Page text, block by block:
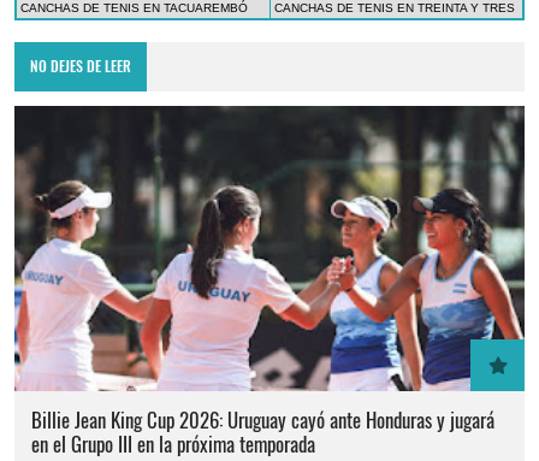
CANCHAS DE TENIS EN TACUAREMBÓ
CANCHAS DE TENIS EN TREINTA Y TRES
NO DEJES DE LEER
Billie Jean King Cup 2026: Uruguay cayó ante Honduras y jugará
en el Grupo III en la próxima temporada